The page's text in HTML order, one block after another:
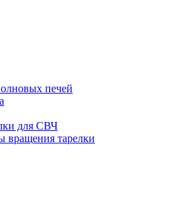
печей
для СВЧ
вращения тарелки